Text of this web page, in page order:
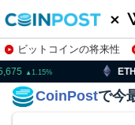
ビットコインの将来性
株特集・関連銘柄
302,725.0
CoinPostで今